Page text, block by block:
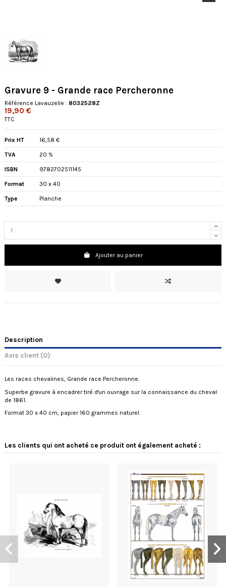
Gravure 9 - Grande race Percheronne
Référence Lavauzelle : 8032528Z
19,90 €
TTC
Prix HT 16,58 €
TVA 20 %
ISBN 9782702511145
Format 30 x 40
Type Planche
Ajouter au panier
Description
Avis client (0)
Les races chevalines, Grande race Percheronne.
Superbe gravure à encadrer tiré d'un ouvrage sur la connaissance du cheval
de 1861.
Format 30 x 40 cm, papier 160 grammes naturel.
Les clients qui ont acheté ce produit ont également acheté :